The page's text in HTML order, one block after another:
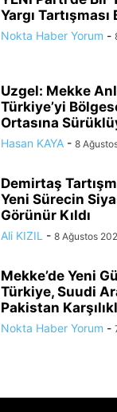
Yargı
Nokta Haber Yorum -
Uzgel: Mekke
Türkiye’yi
Ortasına
Hasan KAYA - 8
Demirtaş
Yeni Sürecin
Görünür Kıldı
Ali KIZIL - 8 Ağustos
Mekke’de Yeni
Türkiye, Suudi
Pakistan
Nokta Haber Yorum -